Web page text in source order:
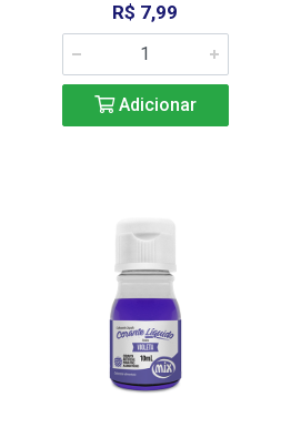
R$ 7,99
Adicionar